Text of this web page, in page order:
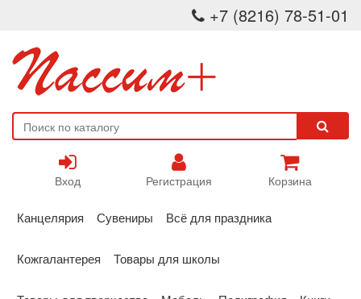
+7 (8216) 78-51-01
Вход Регистрация Корзина
Канцелярия Сувениры Всё для праздника
Кожгалантерея Товары для школы